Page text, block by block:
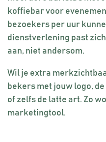
koffiebar voor
bezoekers per uur
dienstverlening past
aan, niet andersom.
Wil je extra
bekers met jouw logo,
of zelfs de latte art. Zo
marketingtool.